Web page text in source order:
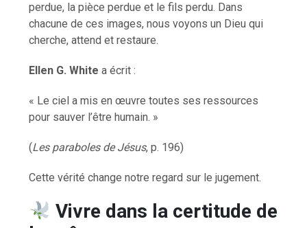
perdue, la pièce perdue et le fils perdu. Dans
chacune de ces images, nous voyons un Dieu qui
cherche, attend et restaure.
Ellen G. White a écrit :
« Le ciel a mis en œuvre toutes ses ressources
pour sauver l’être humain. »
(Les paraboles de Jésus, p. 196)
Cette vérité change notre regard sur le jugement.
Vivre dans la certitude de